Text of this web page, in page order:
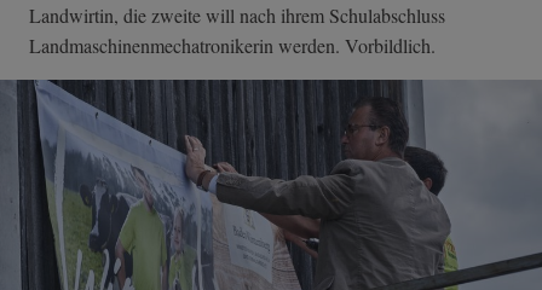
Landwirtin, die zweite will nach ihrem Schulabschluss
Landmaschinenmechatronikerin werden. Vorbildlich.